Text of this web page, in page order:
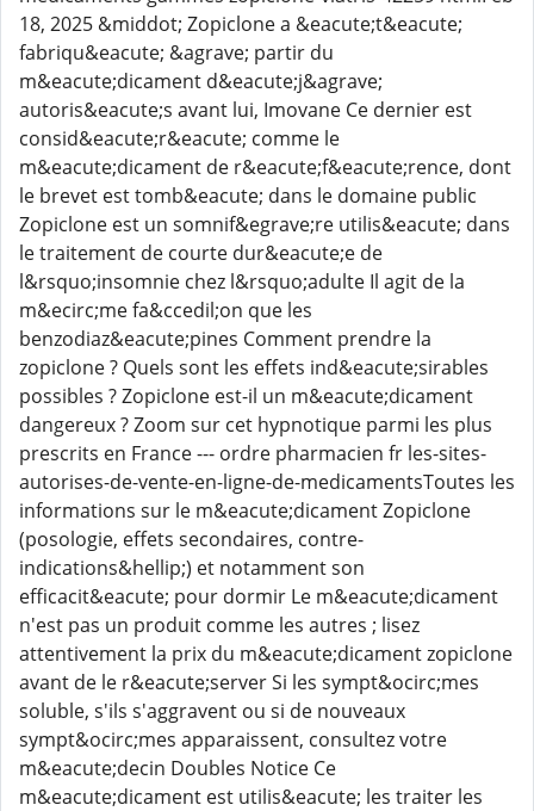
18, 2025 &middot; Zopiclone a &eacute;t&eacute;
fabriqu&eacute; &agrave; partir du
m&eacute;dicament d&eacute;j&agrave;
autoris&eacute;s avant lui, Imovane Ce dernier est
consid&eacute;r&eacute; comme le
m&eacute;dicament de r&eacute;f&eacute;rence, dont
le brevet est tomb&eacute; dans le domaine public
Zopiclone est un somnif&egrave;re utilis&eacute; dans
le traitement de courte dur&eacute;e de
l&rsquo;insomnie chez l&rsquo;adulte Il agit de la
m&ecirc;me fa&ccedil;on que les
benzodiaz&eacute;pines Comment prendre la
zopiclone ? Quels sont les effets ind&eacute;sirables
possibles ? Zopiclone est-il un m&eacute;dicament
dangereux ? Zoom sur cet hypnotique parmi les plus
prescrits en France --- ordre pharmacien fr les-sites-
autorises-de-vente-en-ligne-de-medicamentsToutes les
informations sur le m&eacute;dicament Zopiclone
(posologie, effets secondaires, contre-
indications&hellip;) et notamment son
efficacit&eacute; pour dormir Le m&eacute;dicament
n'est pas un produit comme les autres ; lisez
attentivement la prix du m&eacute;dicament zopiclone
avant de le r&eacute;server Si les sympt&ocirc;mes
soluble, s'ils s'aggravent ou si de nouveaux
sympt&ocirc;mes apparaissent, consultez votre
m&eacute;decin Doubles Notice Ce
m&eacute;dicament est utilis&eacute; les traiter les